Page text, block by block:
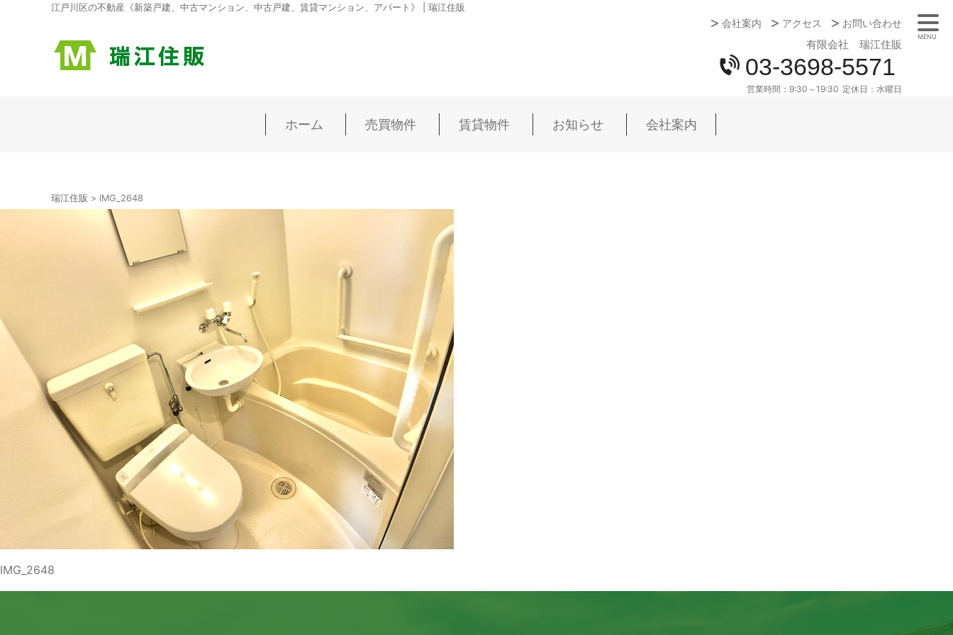
江戸川区の不動産《新築戸建、中古マンション、中古戸建、賃貸マンション、アパート》 | 瑞江住販
会社案内
アクセス お問い合わせ
有限会社 瑞江住販
03-3698-5571
営業時間： 9:30～19:30 定休日： 水曜日
ホーム 売買物件 賃貸物件 お知らせ 会社案内
瑞江住販 > IMG_2648
IMG_2648
MENU